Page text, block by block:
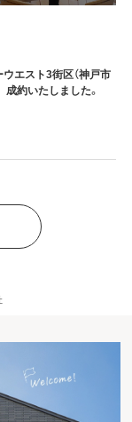
エスト3街区（神戸市
約いたしました。